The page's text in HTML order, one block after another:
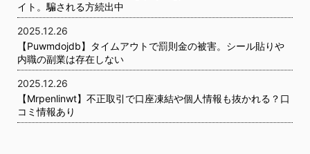
イト。騙される方続出中
2025.12.26
【Puwmdojdb】タイムアウトで罰則金の被害。シール貼りや
内職の副業は存在しない
2025.12.26
【Mrpenlinwt】不正取引で口座凍結や個人情報も抜かれる？口
コミ情報あり